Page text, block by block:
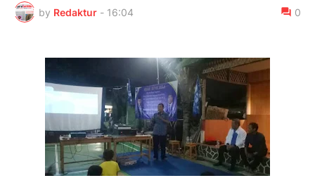
by Redaktur - 16:04 0